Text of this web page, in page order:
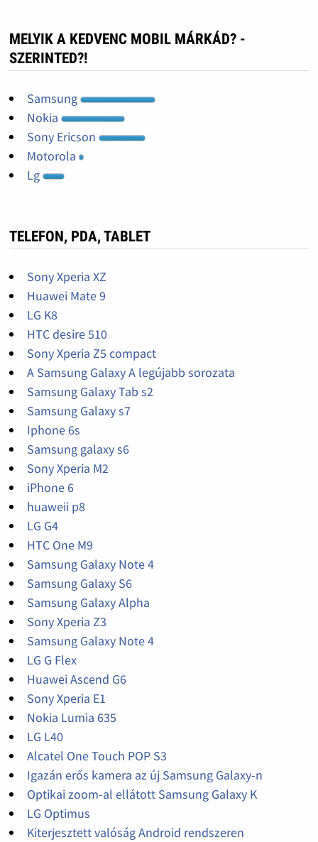
MELYIK A KEDVENC MOBIL MÁRKÁD? -
SZERINTED?!
Samsung
Nokia
Sony Ericson
Motorola
Lg
TELEFON, PDA, TABLET
Sony Xperia XZ
Huawei Mate 9
LG K8
HTC desire 510
Sony Xperia Z5 compact
A Samsung Galaxy A legújabb sorozata
Samsung Galaxy Tab s2
Samsung Galaxy s7
Iphone 6s
Samsung galaxy s6
Sony Xperia M2
iPhone 6
huaweii p8
LG G4
HTC One M9
Samsung Galaxy Note 4
Samsung Galaxy S6
Samsung Galaxy Alpha
Sony Xperia Z3
Samsung Galaxy Note 4
LG G Flex
Huawei Ascend G6
Sony Xperia E1
Nokia Lumia 635
LG L40
Alcatel One Touch POP S3
Igazán erős kamera az új Samsung Galaxy-n
Optikai zoom-al ellátott Samsung Galaxy K
LG Optimus
Kiterjesztett valóság Android rendszeren